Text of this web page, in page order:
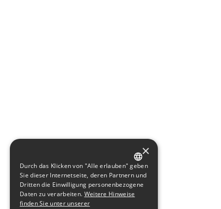
GERMAN
ENGLISH
×
Durch das Klicken von "Alle erlauben" geben
Sie dieser Internetseite, deren Partnern und
Dritten die Einwilligung personenbezogene
Daten zu verarbeiten. Weitere Hinweise
finden Sie unter unserer